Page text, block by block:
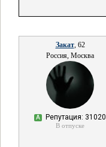
Закат, 62
Россия, Москва
А Репутация: 31020
В отпуске